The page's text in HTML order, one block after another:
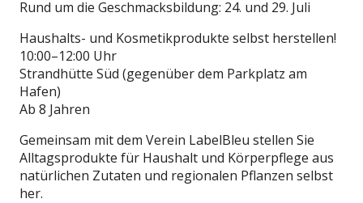
Rund um die Geschmacksbildung: 24. und 29. Juli
Haushalts- und Kosmetikprodukte selbst herstellen!
10:00–12:00 Uhr
Strandhütte Süd (gegenüber dem Parkplatz am
Hafen)
Ab 8 Jahren
Gemeinsam mit dem Verein LabelBleu stellen Sie
Alltagsprodukte für Haushalt und Körperpflege aus
natürlichen Zutaten und regionalen Pflanzen selbst
her.